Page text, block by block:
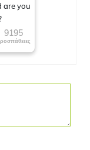
are you
9195